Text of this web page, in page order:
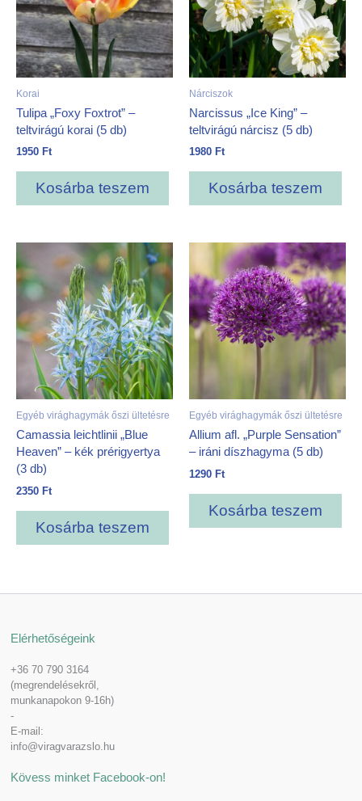
Korai
Tulipa „Foxy Foxtrot” –
teltvirágú korai (5 db)
1950 Ft
Kosárba teszem
Nárciszok
Narcissus „Ice King” –
teltvirágú nárcisz (5 db)
1980 Ft
Kosárba teszem
Egyéb virághagymák őszi ültetésre
Camassia leichtlinii „Blue
Heaven” – kék prérigyertya
(3 db)
2350 Ft
Kosárba teszem
Egyéb virághagymák őszi ültetésre
Allium afl. „Purple Sensation”
– iráni díszhagyma (5 db)
1290 Ft
Kosárba teszem
Elérhetőségeink
+36 70 790 3164
(megrendelésekről,
munkanapokon 9-16h)
-
E-mail:
info@viragvarazslo.hu
Kövess minket Facebook-on!